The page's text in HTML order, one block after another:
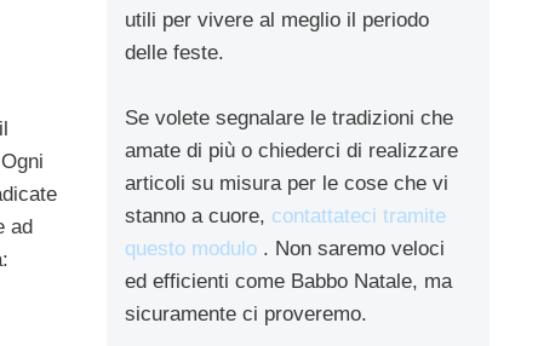
ad
utili per vivere al meglio il periodo
delle feste.
Se volete segnalare le tradizioni che
amate di più o chiederci di realizzare
articoli su misura per le cose che vi
stanno a cuore, contattateci tramite
questo modulo . Non saremo veloci
ed efficienti come Babbo Natale, ma
sicuramente ci proveremo.